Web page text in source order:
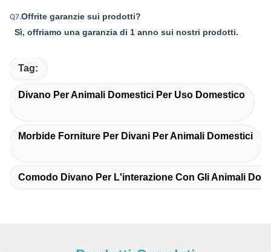
Q7.Offrite garanzie sui prodotti?
Sì, offriamo una garanzia di 1 anno sui nostri prodotti.
Tag:
Divano Per Animali Domestici Per Uso Domestico
Morbide Forniture Per Divani Per Animali Domestici
Comodo Divano Per L'interazione Con Gli Animali